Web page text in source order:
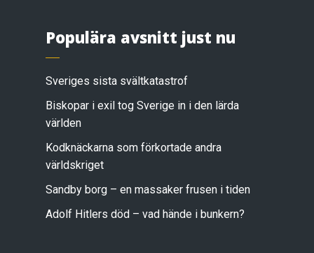
Populära avsnitt just nu
Sveriges sista svältkatastrof
Biskopar i exil tog Sverige in i den lärda
världen
Kodknäckarna som förkortade andra
världskriget
Sandby borg – en massaker frusen i tiden
Adolf Hitlers död – vad hände i bunkern?